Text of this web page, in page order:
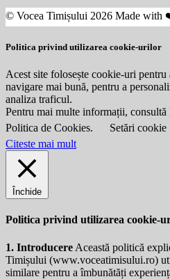
© Vocea Timișului 2026 Made with
Politica privind utilizarea cookie-urilor
Acest site folosește cookie-uri
navigare mai bună, pentru a
analiza traficul.
Pentru mai multe informații,
Politica de Cookies.
Setări cookie
Citeste mai mult
Închide
Politica privind utilizarea cookie-
1. Introducere Această politică
Timișului (www.voceatimisului.ro)
similare pentru a îmbunătăți